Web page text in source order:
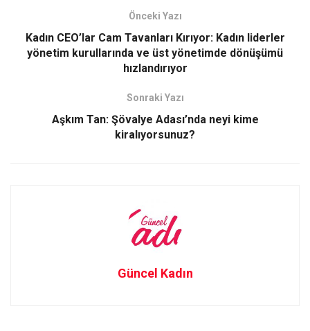
o
o
d
o
Önceki Yazı
Kadın CEO’lar Cam Tavanları Kırıyor: Kadın liderler
yönetim kurullarında ve üst yönetimde dönüşümü
hızlandırıyor
Sonraki Yazı
Aşkım Tan: Şövalye Adası’nda neyi kime
kiralıyorsunuz?
Güncel Kadın